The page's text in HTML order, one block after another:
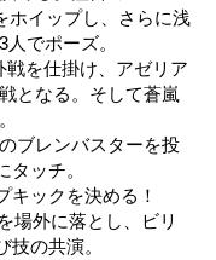
ホイップし、さらに浅
でポーズ。
戦を仕掛け、アゼリア
となる。そして蒼嵐
ブレンバスターを投
タッチ。
キックを決める！
場外に落とし、ビリ
技の共演。